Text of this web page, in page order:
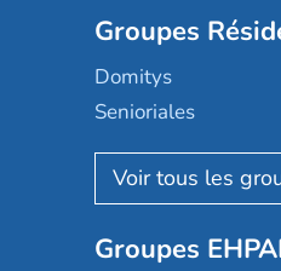
Groupes
Domitys
Senioriales
Nohée
Les Résidentiels
Mobicap
Groupes